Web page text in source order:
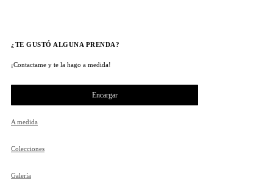
¿TE GUSTÓ ALGUNA PRENDA?
¡Contactame y te la hago a medida!
Encargar
A medida
Colecciones
Galería